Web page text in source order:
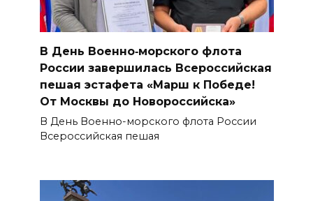
В День Военно‑морского флота
России завершилась Всероссийская
пешая эстафета «Марш к Победе!
От Москвы до Новороссийска»
В День Военно-морского флота России
Всероссийская пешая